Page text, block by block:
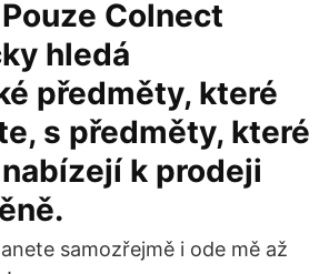
Colnect
hledá
předměty, které
s předměty, které
k prodeji
samozřejmě i ode mě až